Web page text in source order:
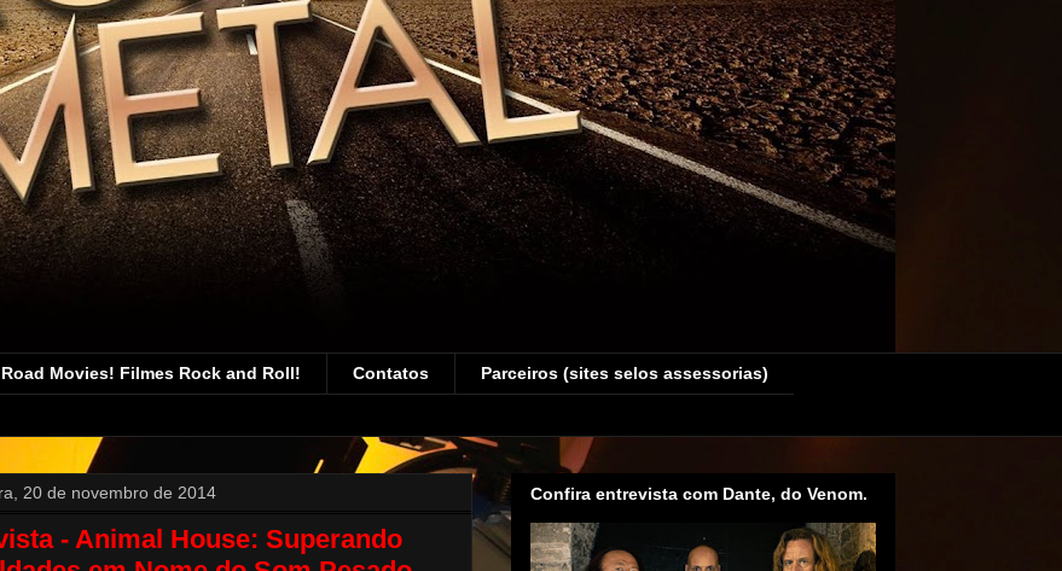
Road Movies! Filmes Rock and Roll! Contatos Parceiros (sites selos assessorias)
20 de novembro de 2014
- Animal House: Superando
Confira entrevista com Dante, do Venom.